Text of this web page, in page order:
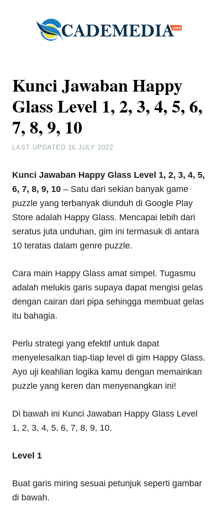
Kunci Jawaban Happy
Glass Level 1, 2, 3, 4, 5, 6,
7, 8, 9, 10
LAST UPDATED 16 JULY 2022
Kunci Jawaban Happy Glass Level 1, 2, 3, 4, 5,
6, 7, 8, 9, 10 – Satu dari sekian banyak game
puzzle yang terbanyak diunduh di Google Play
Store adalah Happy Glass. Mencapai lebih dari
seratus juta unduhan, gim ini termasuk di antara
10 teratas dalam genre puzzle.
Cara main Happy Glass amat simpel. Tugasmu
adalah melukis garis supaya dapat mengisi gelas
dengan cairan dari pipa sehingga membuat gelas
itu bahagia.
Perlu strategi yang efektif untuk dapat
menyelesaikan tiap-tiap level di gim Happy Glass.
Ayo uji keahlian logika kamu dengan memainkan
puzzle yang keren dan menyenangkan ini!
Di bawah ini Kunci Jawaban Happy Glass Level
1, 2, 3, 4, 5, 6, 7, 8, 9, 10.
Level 1
Buat garis miring sesuai petunjuk seperti gambar
di bawah.